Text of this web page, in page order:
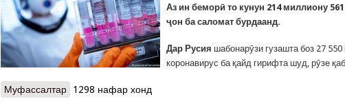
Аз ин беморӣ то кунун 214 миллиону
ҷон ба саломат бурдаанд.
Дар Русия шабонарӯзи гузашта боз 27
коронавирус ба қайд гирифта шуд, рӯзе
Муфассалтар о COVID-19: Омори рӯ баафзоиши сироят ва марг дар Русия
1298 нафар хонд